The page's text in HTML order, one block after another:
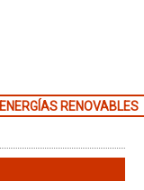
ENERGÍAS RENOVABLES